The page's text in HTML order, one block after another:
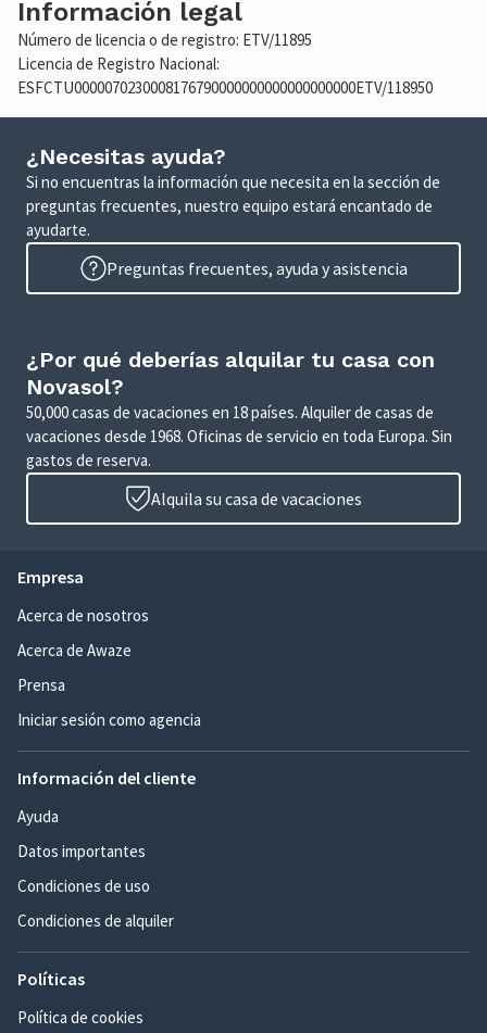
Información legal
Número de licencia o de registro: ETV/11895
Licencia de Registro Nacional:
ESFCTU0000070230008176790000000000000000000ETV/118950
¿Necesitas ayuda?
Si no encuentras la información que necesita en la sección de
preguntas frecuentes, nuestro equipo estará encantado de
ayudarte.
Preguntas frecuentes, ayuda y asistencia
¿Por qué deberías alquilar tu casa con
Novasol?
50,000 casas de vacaciones en 18 países. Alquiler de casas de
vacaciones desde 1968. Oficinas de servicio en toda Europa. Sin
gastos de reserva.
Alquila su casa de vacaciones
Empresa
Acerca de nosotros
Acerca de Awaze
Prensa
Iniciar sesión como agencia
Información del cliente
Ayuda
Datos importantes
Condiciones de uso
Condiciones de alquiler
Políticas
Política de cookies